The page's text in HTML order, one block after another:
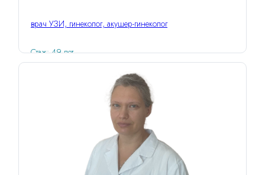
врач УЗИ, гинеколог, акушер-гинеколог
Стаж: 49 лет